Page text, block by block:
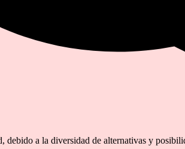
debido a la diversidad de alternativas y